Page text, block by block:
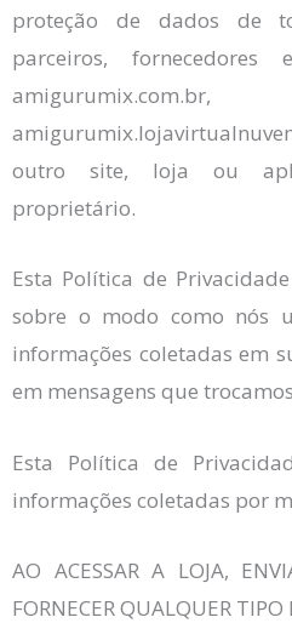
proteção de dados de
parceiros,
amigurumix.com.br,
outro site, loja ou
proprietário.
Esta Política de
sobre o modo como nós
informações coletadas em
em mensagens que
Esta Política de
informações coletadas por
AO ACESSAR A LOJA,
FORNECER QUALQUER TIPO